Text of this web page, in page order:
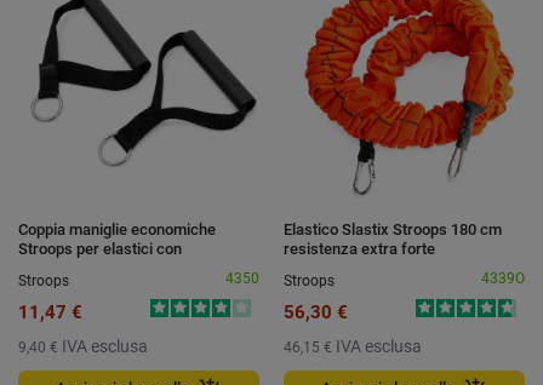
Coppia maniglie economiche
Stroops per elastici con
Stroops 4350
11,47 €
9,40 € IVA esclusa
Elastico Slastix Stroops 180 cm
resistenza extra forte
Stroops
4339O
56,30 €
46,15 € IVA esclusa